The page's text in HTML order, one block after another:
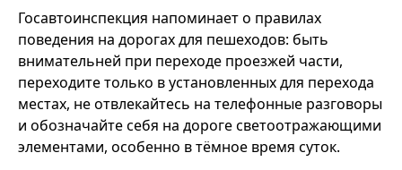
Госавтоинспекция напоминает о правилах
поведения на дорогах для пешеходов: быть
внимательней при переходе проезжей части,
переходите только в установленных для перехода
местах, не отвлекайтесь на телефонные разговоры
и обозначайте себя на дороге светоотражающими
элементами, особенно в тёмное время суток.